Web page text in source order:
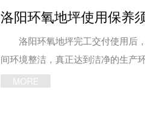
洛阳环氧地坪使用保养
洛阳环氧地坪完工交付使用后
间环境整洁，真正达到洁净的生产
MORE